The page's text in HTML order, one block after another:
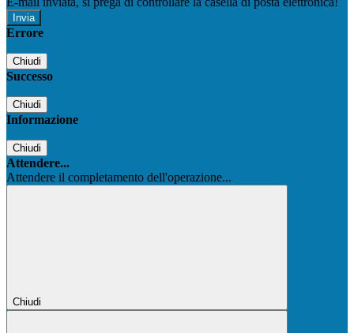
Errore
Chiudi
Successo
Chiudi
Informazione
Chiudi
Attendere...
Attendere il completamento dell'operazione...
Chiudi